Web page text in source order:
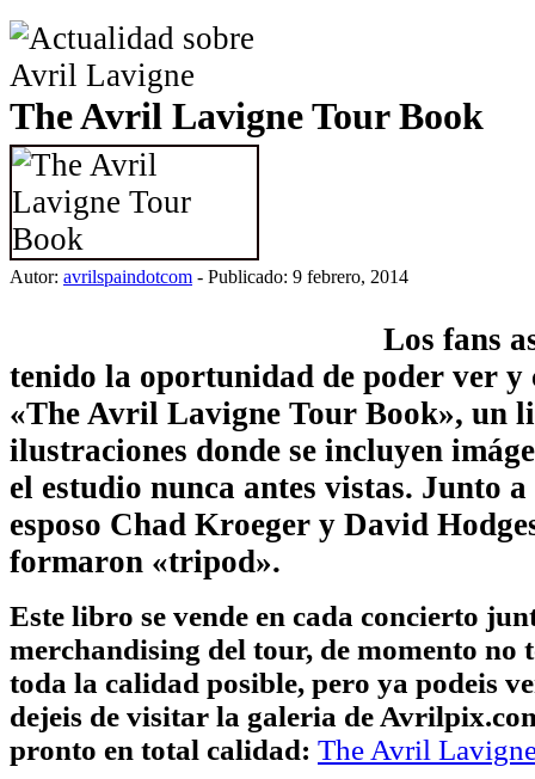
The Avril Lavigne Tour Book
Autor: avrilspaindotcom - Publicado: 9 febrero, 2014
Los fans
tenido la oportunidad de poder ver y
«The Avril Lavigne Tour Book», un
ilustraciones donde se incluyen
el estudio nunca antes vistas. Junto
esposo Chad Kroeger y David
formaron «tripod».
Este libro se vende en cada concierto
merchandising del tour, de momento no
toda la calidad posible, pero ya podeis
dejeis de visitar la galeria de
pronto en total calidad: The Avril